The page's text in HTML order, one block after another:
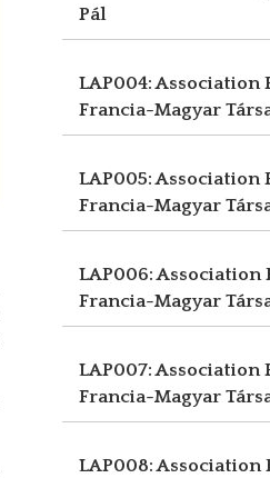
Pál
LAP004:
Francia-Magyar
LAP005:
Francia-Magyar
LAP006:
Francia-Magyar
LAP007:
Francia-Magyar
LAP008: